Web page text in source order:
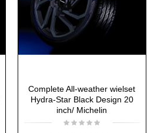
Complete All-weather wielset
Hydra-Star Black Design 20
inch/ Michelin